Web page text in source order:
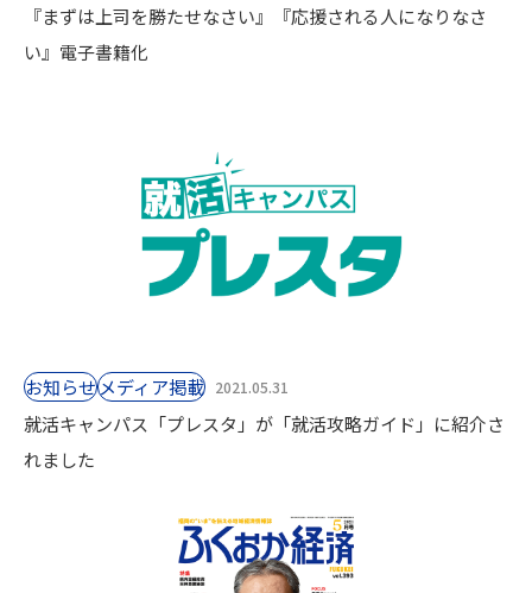
『まずは上司を勝たせなさい』『応援される人になりなさ
い』電子書籍化
お知らせ⁨⁩メディア掲載 2021.05.31
就活キャンパス「プレスタ」が「就活攻略ガイド」に紹介さ
れました